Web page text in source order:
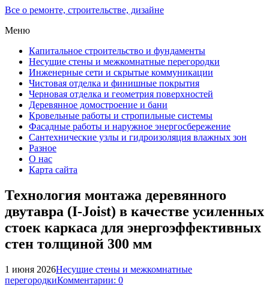
Все о ремонте, строительстве, дизайне
Меню
Капитальное строительство и фундаменты
Несущие стены и межкомнатные перегородки
Инженерные сети и скрытые коммуникации
Чистовая отделка и финишные покрытия
Черновая отделка и геометрия поверхностей
Деревянное домостроение и бани
Кровельные работы и стропильные системы
Фасадные работы и наружное энергосбережение
Сантехнические узлы и гидроизоляция влажных зон
Разное
О нас
Карта сайта
Технология монтажа деревянного
двутавра (I-Joist) в качестве усиленных
стоек каркаса для энергоэффективных
стен толщиной 300 мм
1 июня 2026Несущие стены и межкомнатные
перегородкиКомментарии: 0